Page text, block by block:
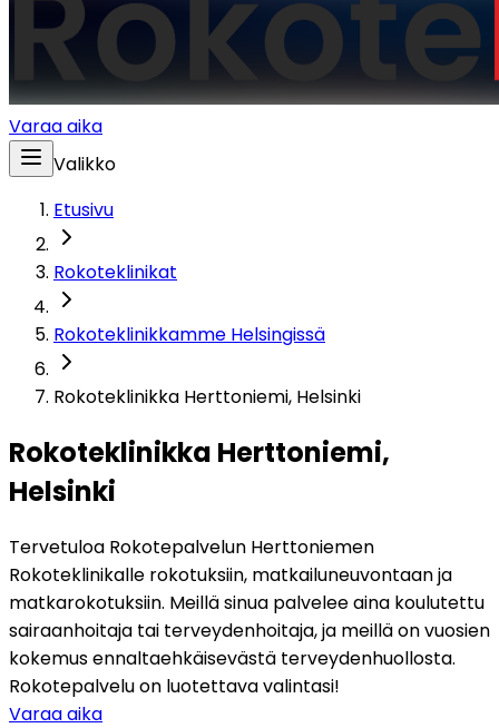
Varaa aika
Valikko
Etusivu
Rokoteklinikat
Rokoteklinikkamme Helsingissä
Rokoteklinikka Herttoniemi, Helsinki
Rokoteklinikka Herttoniemi,
Helsinki
Tervetuloa Rokotepalvelun Herttoniemen
Rokoteklinikalle rokotuksiin, matkailuneuvontaan ja
matkarokotuksiin. Meillä sinua palvelee aina koulutettu
sairaanhoitaja tai terveydenhoitaja, ja meillä on vuosien
kokemus ennaltaehkäisevästä terveydenhuollosta.
Rokotepalvelu on luotettava valintasi!
Varaa aika